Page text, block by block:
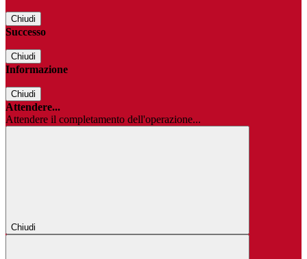
Chiudi
Successo
Chiudi
Informazione
Chiudi
Attendere...
Attendere il completamento dell'operazione...
Chiudi